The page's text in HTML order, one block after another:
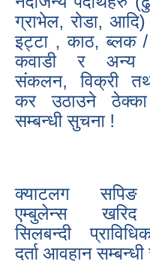
ग्राभेल, रोडा,
इट्टा , काठ, ब्लक /
कवाडी र अन्य
संकलन, विक्री
कर उठाउने ठेक्का
सम्बन्धी सुचना !
क्याटलग सपिङ
एम्बुलेन्स खरिद
सिलबन्दी
दर्ता आवहान